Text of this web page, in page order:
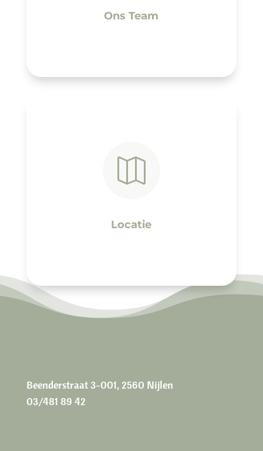
Ons Team

Locatie
Beenderstraat 3-001, 2560 Nijlen
03/481 89 42